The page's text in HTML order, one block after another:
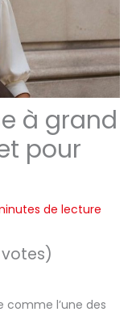
à grand
pour
de lecture
comme l’une des